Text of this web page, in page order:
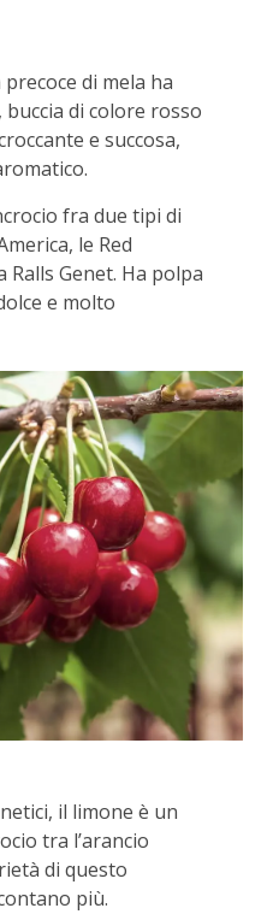
di mela ha
di colore rosso
e succosa,
fra due tipi di
le Red
Ralls Genet. Ha polpa
e molto
il limone è un
tra l’arancio
di questo
più.